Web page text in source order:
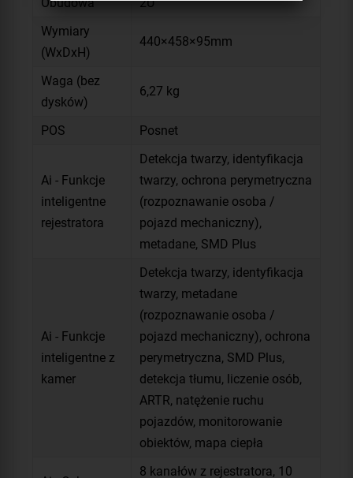
Obudowa
2U
Wymiary
(WxDxH)
440×458×95mm
Waga (bez
dysków)
6,27 kg
POS Posnet
Ai - Funkcje
inteligentne
rejestratora
Detekcja twarzy, identyfikacja
twarzy, ochrona perymetryczna
(rozpoznawanie osoba /
pojazd mechaniczny),
metadane, SMD Plus
Ai - Funkcje
inteligentne z
kamer
Detekcja twarzy, identyfikacja
twarzy, metadane
(rozpoznawanie osoba /
pojazd mechaniczny), ochrona
perymetryczna, SMD Plus,
detekcja tłumu, liczenie osób,
ARTR, natężenie ruchu
pojazdów, monitorowanie
obiektów, mapa ciepła
8 kanałów z rejestratora, 10